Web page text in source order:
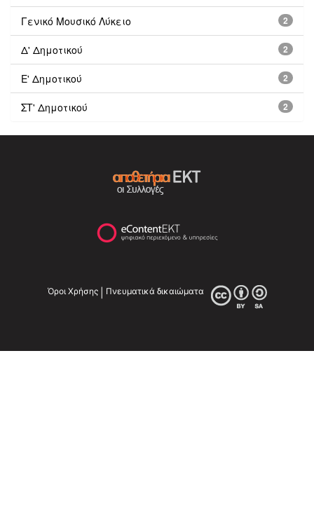
2
Γενικό Μουσικό Λύκειο
2
Δ' Δημοτικού
2
Ε' Δημοτικού
2
ΣΤ' Δημοτικού